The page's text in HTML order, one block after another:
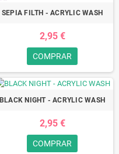
SEPIA FILTH - ACRYLIC WASH
2,95 €
COMPRAR
BLACK NIGHT - ACRYLIC WASH
2,95 €
COMPRAR